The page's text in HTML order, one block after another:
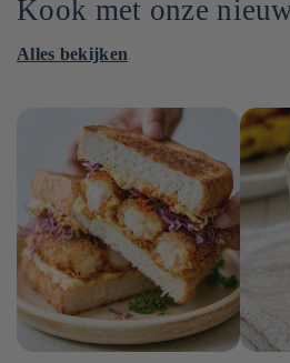
Kook met onze
Alles bekijken